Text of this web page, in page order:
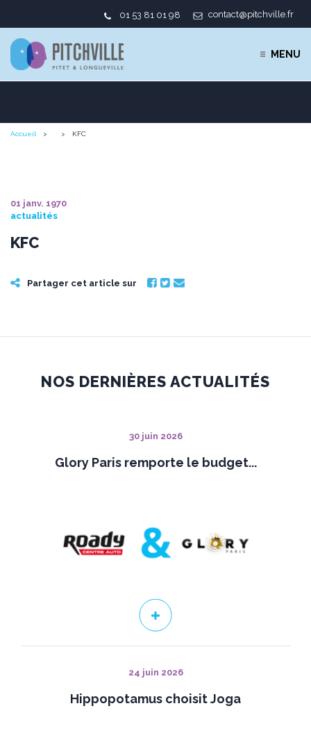
01 53 81 01 98 contact@pitchville.fr
MENU
Accueil KFC
01 janv. 1970
actualités
KFC
Partager cet article sur
NOS DERNIÈRES ACTUALITÉS
30 juin 2026
Glory Paris remporte le budget...
24 juin 2026
Hippopotamus choisit Joga